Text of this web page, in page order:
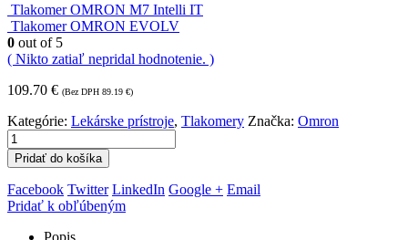
Tlakomer OMRON M7 Intelli IT
Tlakomer OMRON EVOLV
0 out of 5
( Nikto zatiaľ nepridal hodnotenie. )
109.70 € (Bez DPH 89.19 €)
Kategórie: Lekárske prístroje, Tlakomery Značka: Omron
Pridať do košíka
Facebook Twitter LinkedIn Google + Email
Pridať k obľúbeným
Popis